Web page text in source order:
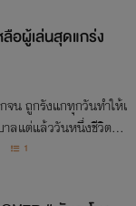
ลือผู้เล่นสุดแกร่ง
จน ถูกรังแกทุกวันทำให้เ
าลแต่แล้ววันหนึ่งชีวิตขอ
มแข็งแกร่งความโหด ดุ
1